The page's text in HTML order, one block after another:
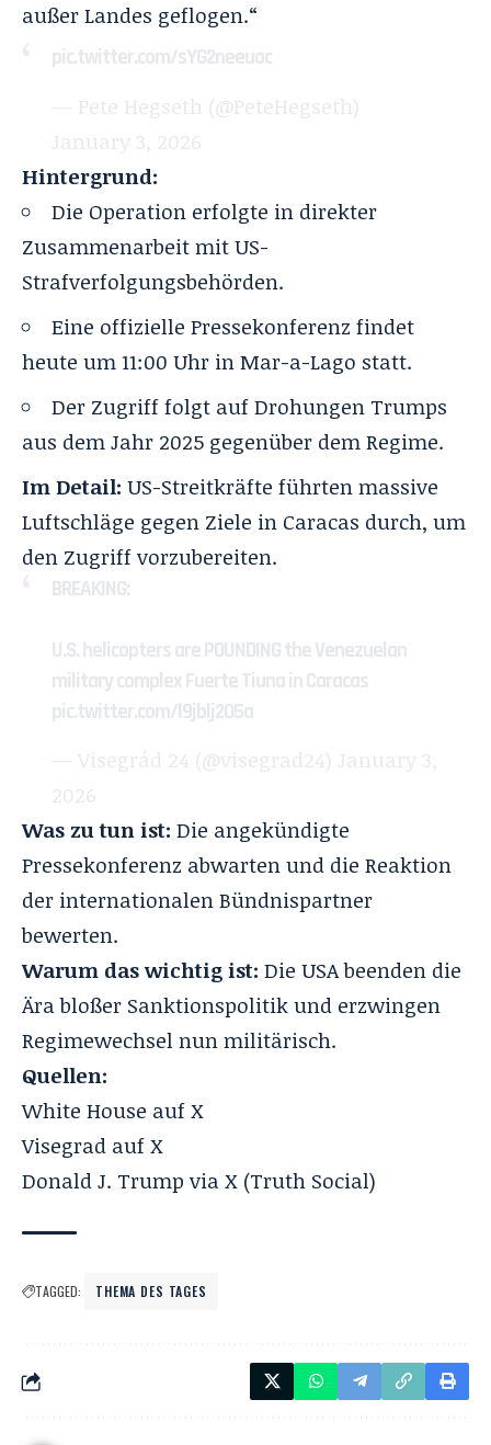
außer Landes geflogen.“
pic.twitter.com/sYG2neeuoc
— Pete Hegseth (@PeteHegseth)
January 3, 2026
Hintergrund:
Die Operation erfolgte in direkter
Zusammenarbeit mit US-
Strafverfolgungsbehörden.
Eine offizielle Pressekonferenz findet
heute um 11:00 Uhr in Mar-a-Lago statt.
Der Zugriff folgt auf Drohungen Trumps
aus dem Jahr 2025 gegenüber dem Regime.
Im Detail: US-Streitkräfte führten massive
Luftschläge gegen Ziele in Caracas durch, um
den Zugriff vorzubereiten.
BREAKING:
U.S. helicopters are POUNDING the Venezuelan
military complex Fuerte Tiuna in Caracas
pic.twitter.com/l9jblj2O5a
— Visegrád 24 (@visegrad24) January 3,
2026
Was zu tun ist: Die angekündigte
Pressekonferenz abwarten und die Reaktion
der internationalen Bündnispartner
bewerten.
Warum das wichtig ist: Die USA beenden die
Ära bloßer Sanktionspolitik und erzwingen
Regimewechsel nun militärisch.
Quellen:
White House auf X
Visegrad auf X
Donald J. Trump via X (Truth Social)
TAGGED: THEMA DES TAGES